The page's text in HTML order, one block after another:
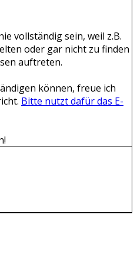
vollständig sein, weil z.B.
oder gar nicht zu finden
auftreten.
können, freue ich
Bitte nutzt dafür das E-